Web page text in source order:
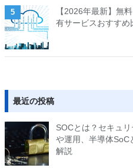
【2026年最新】無
有サービスおすすめ
最近の投稿
SOCとは？セキュリ
や運用、半導体SoC
解説